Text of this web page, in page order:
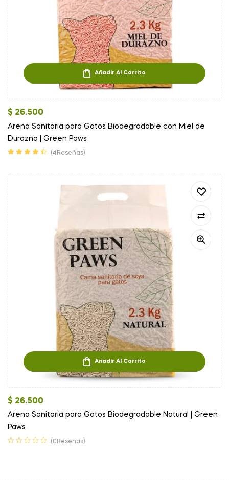
Añadir Al Carrito
$ 26.500
Arena Sanitaria para Gatos Biodegradable con Miel de
Durazno | Green Paws
(4Reseñas)
Añadir Al Carrito
$ 26.500
Arena Sanitaria para Gatos Biodegradable Natural | Green
Paws
(0Reseñas)